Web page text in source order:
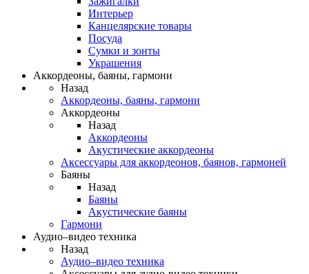
Интерьер
Канцелярские товары
Посуда
Сумки и зонты
Украшения
Аккордеоны, баяны, гармони
Назад
Аккордеоны, баяны, гармони
Аккордеоны
Назад
Аккордеоны
Акустические аккордеоны
Аксессуары для аккордеонов, баянов, гармоней
Баяны
Назад
Баяны
Акустические баяны
Гармони
Аудио–видео техника
Назад
Аудио–видео техника